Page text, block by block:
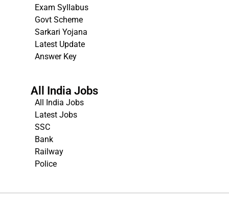
Exam Syllabus
Govt Scheme
Sarkari Yojana
Latest Update
Answer Key
All India Jobs
All India Jobs
Latest Jobs
SSC
Bank
Railway
Police